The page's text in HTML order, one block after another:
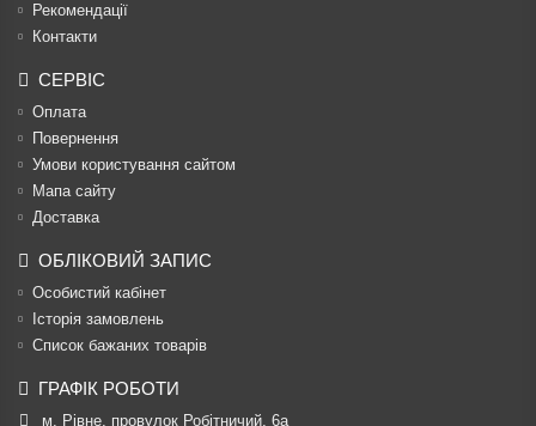
Рекомендації
Контакти
СЕРВІС
Оплата
Повернення
Умови користування сайтом
Мапа сайту
Доставка
ОБЛІКОВИЙ ЗАПИС
Особистий кабінет
Історія замовлень
Список бажаних товарів
ГРАФІК РОБОТИ
м. Рівне, провулок Робітничий, 6а